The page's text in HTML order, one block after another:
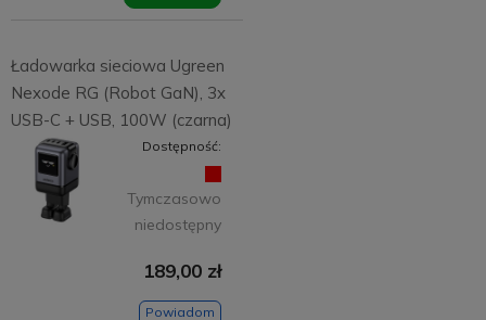
Ładowarka sieciowa Ugreen
Nexode RG (Robot GaN), 3x
USB-C + USB, 100W (czarna)
Dostępność:
Tymczasowo
niedostępny
189,00 zł
Powiadom